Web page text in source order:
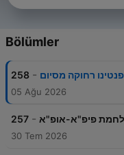
Bölümler
258 - רחוקה מסיום
05 Ağu 2026
257 - פיפ"א-אופ"א
30 Tem 2026